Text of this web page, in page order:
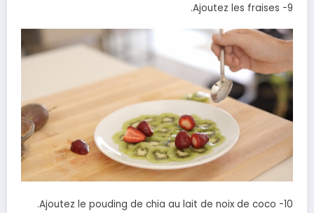
9- Ajoutez les fraises.
10- Ajoutez le pouding de chia au lait de noix de coco.